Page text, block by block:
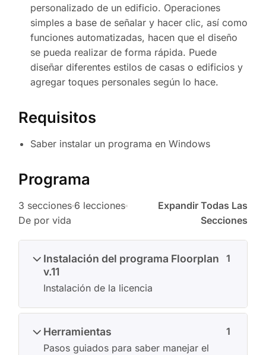
personalizado de un edificio. Operaciones
simples a base de señalar y hacer clic, así como
funciones automatizadas, hacen que el diseño
se pueda realizar de forma rápida. Puede
diseñar diferentes estilos de casas o edificios y
agregar toques personales según lo hace.
Requisitos
Saber instalar un programa en Windows
Programa
3 secciones 6 lecciones
De por vida
Expandir Todas Las
Secciones
Instalación del programa Floorplan
v.11
Instalación de la licencia
1
Herramientas
Pasos guiados para saber manejar el
1